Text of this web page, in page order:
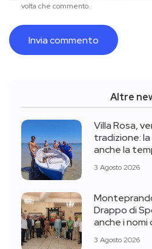
volta che commento.
Altre
Villa Rosa,
tradizione:
anche la
3 Agosto 2026
Drappo di
anche i nomi
3 Agosto 2026